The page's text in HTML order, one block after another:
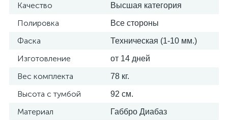
Качество Высшая категория
Полировка Все стороны
Фаска Техническая (1-10 мм.)
Изготовление от 14 дней
Вес комплекта 78 кг.
Высота с тумбой 92 см.
Материал Габбро Диабаз